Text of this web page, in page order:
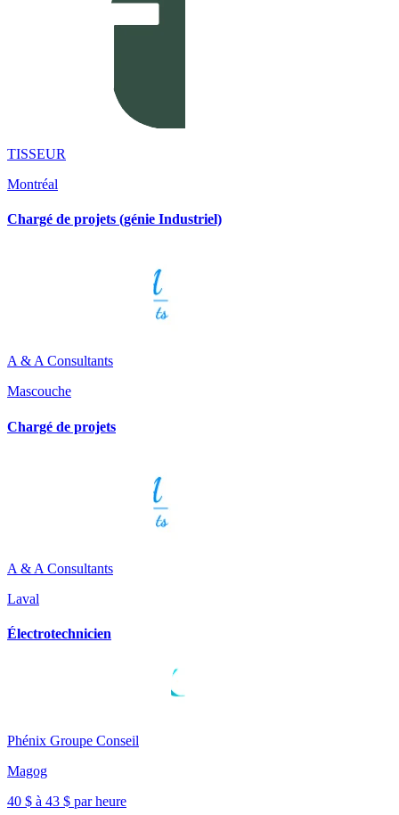
TISSEUR
Montréal
Chargé de projets (génie Industriel)
A & A Consultants
Mascouche
Chargé de projets
A & A Consultants
Laval
Électrotechnicien
Phénix Groupe Conseil
Magog
40 $ à 43 $ par heure